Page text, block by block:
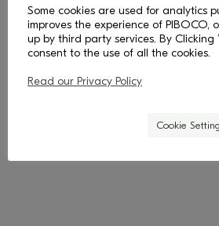
Erhalte Zugang
PIBOCO-
und jede Woche
neu
Lass uns
Some cookies are used for analytics
improves the experience of PIBOCO,
up by third party services. By Clicking
consent to the use of all the cookies.
Read our Privacy Policy
Cookie